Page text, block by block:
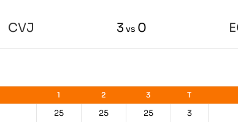
CVJ 3 vs 0
1 2 3 T
25 25 25 3